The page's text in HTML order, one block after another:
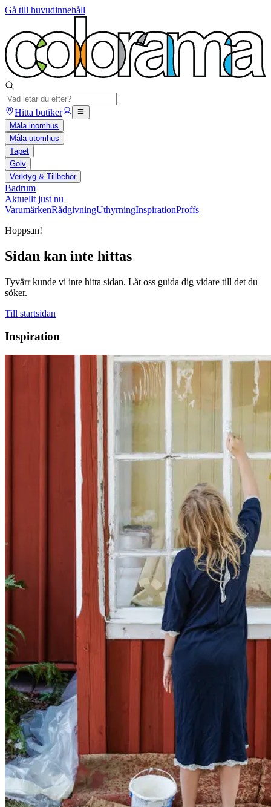
Gå till huvudinnehåll
Hitta butiker
Måla inomhus
Måla utomhus
Tapet
Golv
Verktyg & Tillbehör
Badrum
Aktuellt just nu
VarumärkenRådgivningUthyrningInspirationProffs
Hoppsan!
Sidan kan inte hittas
Tyvärr kunde vi inte hitta sidan. Låt oss guida dig vidare till det du
söker.
Till startsidan
Inspiration